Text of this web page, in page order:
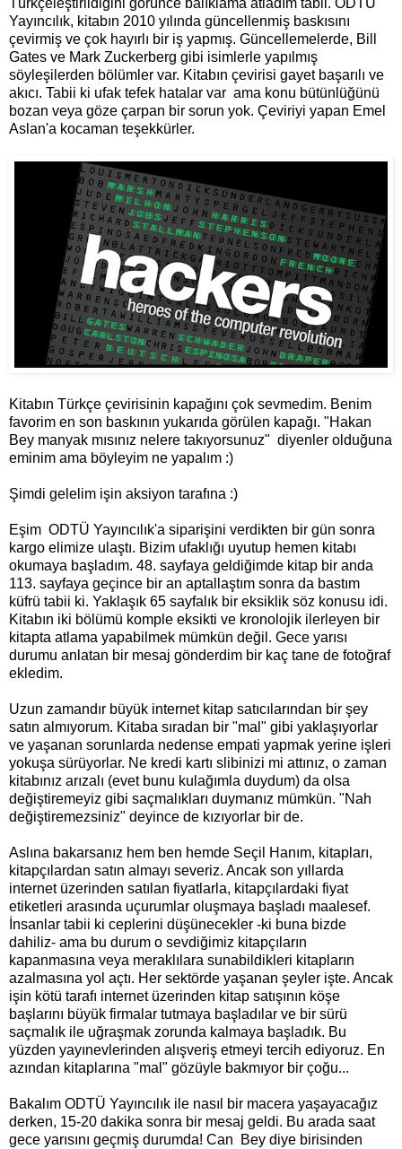
Yayıncılık, kitabın 2010 yılında güncellenmiş baskısını
çevirmiş ve çok hayırlı bir iş yapmış. Güncellemelerde, Bill
Gates ve Mark Zuckerberg gibi isimlerle yapılmış
söyleşilerden bölümler var. Kitabın çevirisi gayet başarılı ve
akıcı. Tabii ki ufak tefek hatalar var ama konu bütünlüğünü
bozan veya göze çarpan bir sorun yok. Çeviriyi yapan Emel
Aslan'a kocaman teşekkürler.
Kitabın Türkçe çevirisinin kapağını çok sevmedim. Benim
favorim en son baskının yukarıda görülen kapağı. "Hakan
Bey manyak mısınız nelere takıyorsunuz" diyenler olduğuna
eminim ama böyleyim ne yapalım :)
Şimdi gelelim işin aksiyon tarafına :)
Eşim ODTÜ Yayıncılık'a siparişini verdikten bir gün sonra
kargo elimize ulaştı. Bizim ufaklığı uyutup hemen kitabı
okumaya başladım. 48. sayfaya geldiğimde kitap bir anda
113. sayfaya geçince bir an aptallaştım sonra da bastım
küfrü tabii ki. Yaklaşık 65 sayfalık bir eksiklik söz konusu idi.
Kitabın iki bölümü komple eksikti ve kronolojik ilerleyen bir
kitapta atlama yapabilmek mümkün değil. Gece yarısı
durumu anlatan bir mesaj gönderdim bir kaç tane de fotoğraf
ekledim.
Uzun zamandır büyük internet kitap satıcılarından bir şey
satın almıyorum. Kitaba sıradan bir "mal" gibi yaklaşıyorlar
ve yaşanan sorunlarda nedense empati yapmak yerine işleri
yokuşa sürüyorlar. Ne kredi kartı slibinizi mi attınız, o zaman
kitabınız arızalı (evet bunu kulağımla duydum) da olsa
değiştiremeyiz gibi saçmalıkları duymanız mümkün. "Nah
değiştiremezsiniz" deyince de kızıyorlar bir de.
Aslına bakarsanız hem ben hemde Seçil Hanım, kitapları,
kitapçılardan satın almayı severiz. Ancak son yıllarda
internet üzerinden satılan fiyatlarla, kitapçılardaki fiyat
etiketleri arasında uçurumlar oluşmaya başladı maalesef.
İnsanlar tabii ki ceplerini düşünecekler -ki buna bizde
dahiliz- ama bu durum o sevdiğimiz kitapçıların
kapanmasına veya meraklılara sunabildikleri kitapların
azalmasına yol açtı. Her sektörde yaşanan şeyler işte. Ancak
işin kötü tarafı internet üzerinden kitap satışının köşe
başlarını büyük firmalar tutmaya başladılar ve bir sürü
saçmalık ile uğraşmak zorunda kalmaya başladık. Bu
yüzden yayınevlerinden alışveriş etmeyi tercih ediyoruz. En
azından kitaplarına "mal" gözüyle bakmıyor bir çoğu...
Bakalım ODTÜ Yayıncılık ile nasıl bir macera yaşayacağız
derken, 15-20 dakika sonra bir mesaj geldi. Bu arada saat
gece yarısını geçmiş durumda! Can Bey diye birisinden